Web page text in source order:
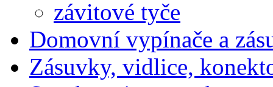
závitové tyče
Domovní vypínače a
Zásuvky, vidlice,